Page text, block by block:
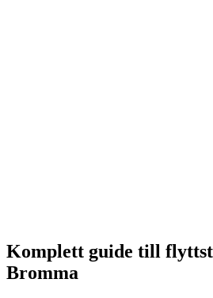
Komplett guide till
Bromma